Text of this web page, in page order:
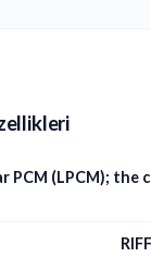
PCM (LPCM); the